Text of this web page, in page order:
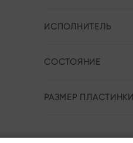
ИСПОЛНИТЕЛЬ
СОСТОЯНИЕ
РАЗМЕР ПЛАСТИНКИ